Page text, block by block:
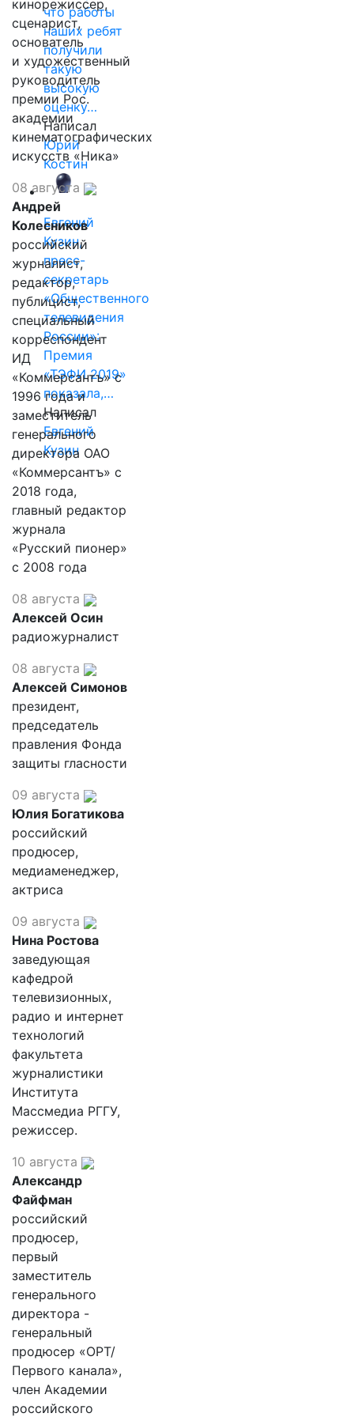
что работы
наших ребят
получили
такую
высокую
оценку…
Написал
Юрий
Костин
Евгений
Кузин,
пресс-
секретарь
«Общественного
телевидения
России»:
Премия
«ТЭФИ 2019»
показала,…
Написал
Евгений
Кузин
кинорежиссер,
сценарист,
основатель
и художественный
руководитель
премии Рос.
академии
кинематографических
искусств «Ника»
08 августа
Андрей
Колесников
российский
журналист,
редактор,
публицист,
специальный
корреспондент
ИД
«Коммерсантъ» с
1996 года и
заместитель
генерального
директора ОАО
«Коммерсантъ» с
2018 года,
главный редактор
журнала
«Русский пионер»
с 2008 года
08 августа
Алексей Осин
радиожурналист
08 августа
Алексей Симонов
президент,
председатель
правления Фонда
защиты гласности
09 августа
Юлия Богатикова
российский
продюсер,
медиаменеджер,
актриса
09 августа
Нина Ростова
заведующая
кафедрой
телевизионных,
радио и интернет
технологий
факультета
журналистики
Института
Массмедиа РГГУ,
режиссер.
10 августа
Александр
Файфман
российский
продюсер,
первый
заместитель
генерального
директора -
генеральный
продюсер «ОРТ/
Первого канала»,
член Академии
российского